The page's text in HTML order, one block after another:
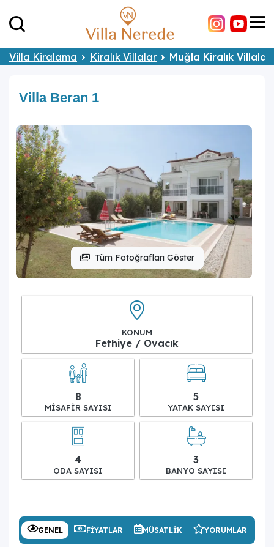
Villa Kiralama Kiralık Villalar Muğla Kiralık Villalar
Villa Beran 1
Tüm Fotoğrafları Göster
KONUM
Fethiye / Ovacık
8
MISAFIR SAYISI
5
YATAK SAYISI
4
ODA SAYISI
3
BANYO SAYISI
GENEL FIYATLAR MÜSATLIK YORUMLAR